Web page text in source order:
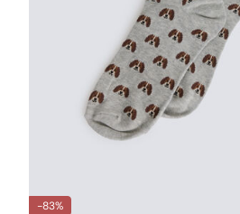
-83%